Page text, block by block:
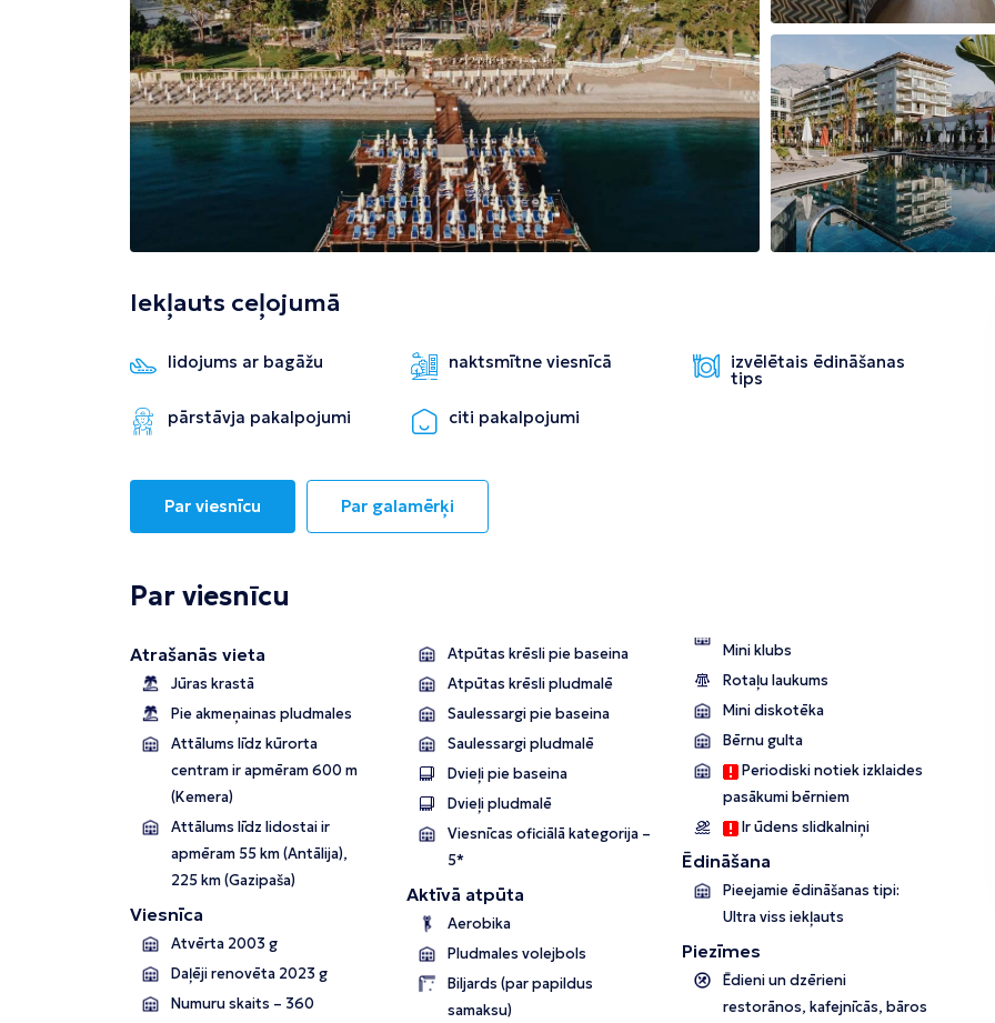
Kolombo Enfida Tirāna
Iekļauts ceļojumā
lidojums ar bagāžu naktsmītne viesnīcā izvēlētais ēdināšanas
tips
pārstāvja pakalpojumi
citi pakalpojumi
Par viesnīcu Par galamērķi
Par viesnīcu
Atrašanās vieta
Jūras krastā
Pie akmeņainas pludmales
Attālums līdz kūrorta
centram ir apmēram 600 m
(Kemera)
Attālums līdz lidostai ir
apmēram 55 km (Antālija),
225 km (Gazipaša)
Viesnīca
Atvērta 2003 g
Daļēji renovēta 2023 g
Numuru skaits – 360
Atpūtas krēsli pie baseina
Atpūtas krēsli pludmalē
Saulessargi pie baseina
Saulessargi pludmalē
Dvieļi pie baseina
Dvieļi pludmalē
Viesnīcas oficiālā kategorija –
5*
Aktīvā atpūta
Aerobika
Pludmales volejbols
Biljards (par papildus
samaksu)
Mini klubs
Rotaļu laukums
Mini diskotēka
Bērnu gulta
Periodiski notiek izklaides
pasākumi bērniem
Ir ūdens slidkalniņi
Ēdināšana
Pieejamie ēdināšanas tipi:
Ultra viss iekļauts
Piezīmes
Ēdieni un dzērieni
restorānos, kafejnīcās, bāros